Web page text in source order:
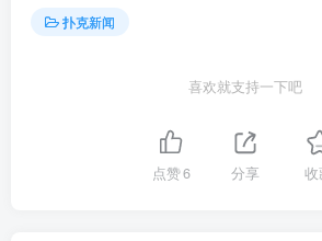
扑克新闻
喜欢就支持一下吧
点赞6 分享 收